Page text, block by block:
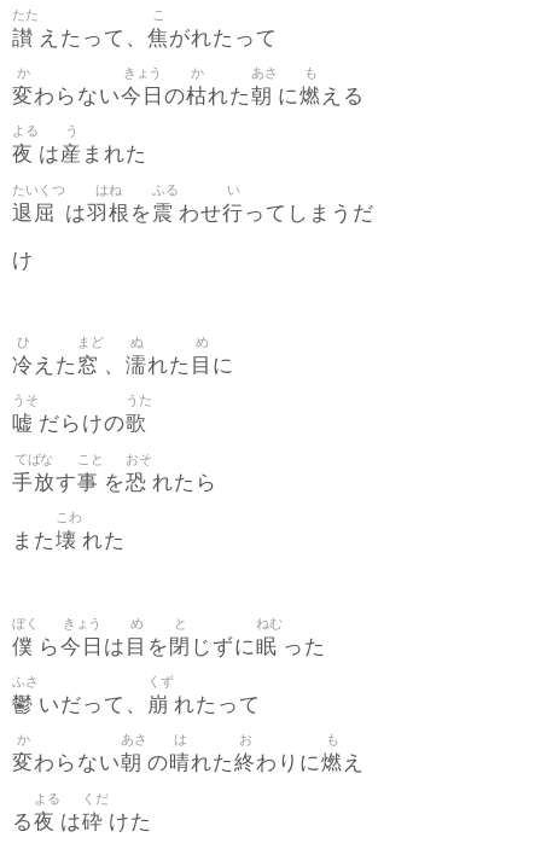
讃
たた
えたって、 焦
こ
がれたって
変
か
わらない今日
きょう
の枯
か
れた朝
あさ
に燃
も
える
夜
よる
は産
う
まれた
退屈
たいくつ
は羽根
はね
を震
ふる
わせ行
い
ってしまうだ
け
冷
ひ
えた 窓
まど
、 濡
ぬ
れた 目
め
に
嘘
うそ
だらけの歌
うた
手放
てばな
す事
こと
を恐
おそ
れたら
また壊
こわ
れた
僕
ぼく
ら今日
きょう
は 目
め
を 閉
と
じずに眠
ねむ
った
鬱
ふさ
いだって、 崩
くず
れたって
変
か
わらない朝
あさ
の晴
は
れた終
お
わりに燃
も
え
る夜
よる
は砕
くだ
けた